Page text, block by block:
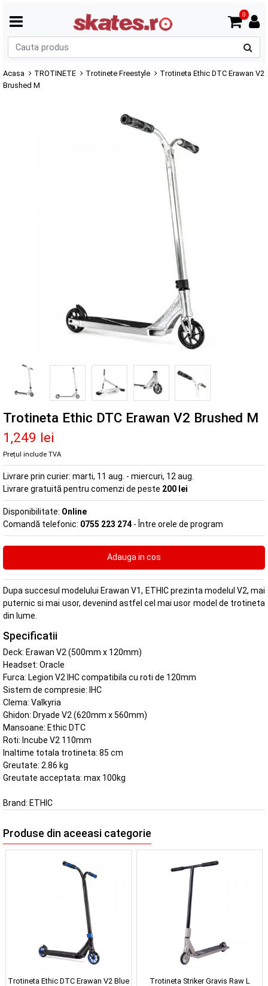
0
Acasa TROTINETE Trotinete Freestyle
Trotineta Ethic DTC Erawan V2
Brushed M
Trotineta Ethic DTC Erawan V2 Brushed M
1,249 lei
Prețul include TVA
Livrare prin curier: marti, 11 aug. - miercuri, 12 aug.
Livrare gratuită pentru comenzi de peste 200 lei
Disponibilitate: Online
Comandă telefonic: 0755 223 274 - Între orele de program
Dupa succesul modelului Erawan V1, ETHIC prezinta modelul V2, mai
puternic si mai usor, devenind astfel cel mai usor model de trotineta
din lume.
Specificatii
Deck: Erawan V2 (500mm x 120mm)
Headset: Oracle
Furca: Legion V2 IHC compatibila cu roti de 120mm
Sistem de compresie: IHC
Clema: Valkyria
Ghidon: Dryade V2 (620mm x 560mm)
Mansoane: Ethic DTC
Roti: Incube V2 110mm
Inaltime totala trotineta: 85 cm
Greutate: 2.86 kg
Greutate acceptata: max 100kg
Brand: ETHIC
Produse din aceeasi categorie
Trotineta Ethic DTC Erawan V2 Blue
Trotineta Striker Gravis Raw L